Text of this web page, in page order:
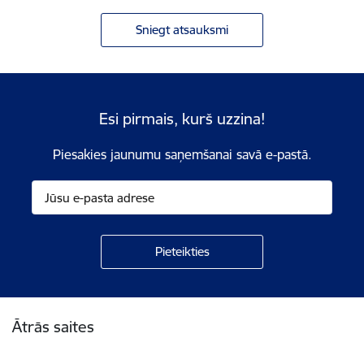
Sniegt atsauksmi
Esi pirmais, kurš uzzina!
Piesakies jaunumu saņemšanai savā e-pastā.
Ātrās saites